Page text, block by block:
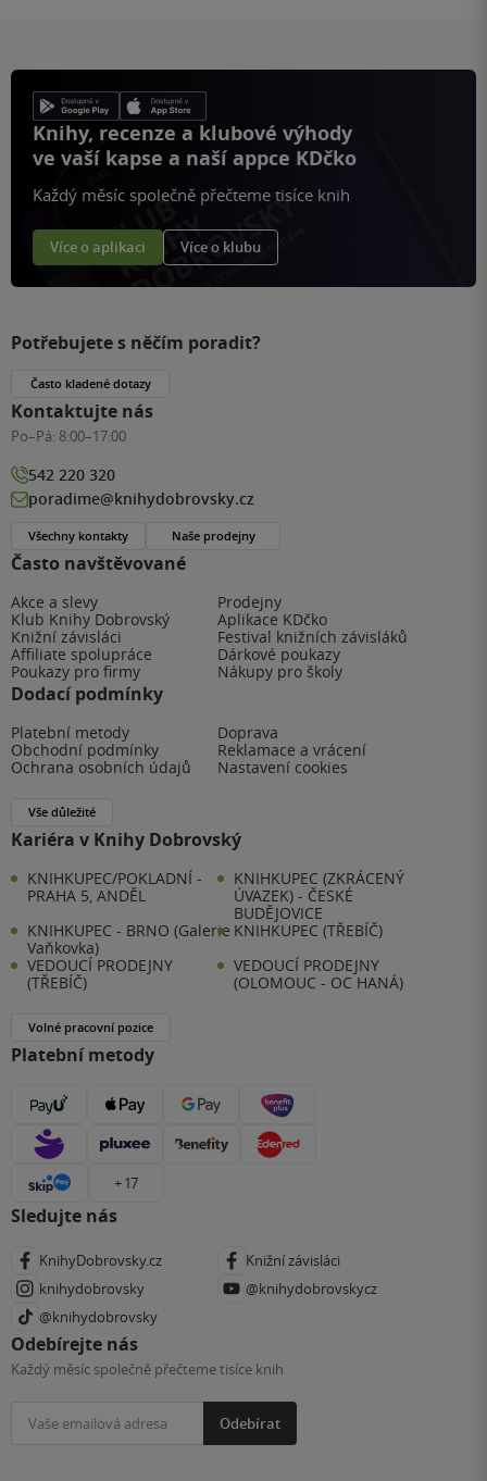
Knihy, recenze a klubové výhody
ve vaší kapse a naší appce KDčko
Každý měsíc společně přečteme tisíce knih
Více o aplikaci Více o klubu
Často navštěvované
Akce a slevy
Prodejny
Klub Knihy Dobrovský
Aplikace KDčko
Knižní závisláci
Festival knižních závisláků
Affiliate spolupráce
Dárkové poukazy
Poukazy pro firmy
Nákupy pro školy
Dodací podmínky
Platební metody
Doprava
Obchodní podmínky
Reklamace a vrácení
Ochrana osobních údajů
Nastavení cookies
Vše důležité
Kariéra v Knihy Dobrovský
KNIHKUPEC/POKLADNÍ -
PRAHA 5, ANDĚL
KNIHKUPEC (ZKRÁCENÝ
ÚVAZEK) - ČESKÉ
BUDĚJOVICE
KNIHKUPEC - BRNO (Galerie
Vaňkovka)
KNIHKUPEC (TŘEBÍČ)
VEDOUCÍ PRODEJNY
(TŘEBÍČ)
VEDOUCÍ PRODEJNY
(OLOMOUC - OC HANÁ)
Volné pracovní pozice
Platební metody
+ 17
Sledujte nás
KnihyDobrovsky.cz
Knižní závisláci
knihydobrovsky
@knihydobrovskycz
@knihydobrovsky
Odebírejte nás
Každý měsíc společně přečteme tisíce knih
Odebírat
Potřebujete s něčím poradit?
Často kladené dotazy
Kontaktujte nás
Po–Pá: 8:00–17:00
542 220 320
poradime@knihydobrovsky.cz
Všechny kontakty Naše prodejny